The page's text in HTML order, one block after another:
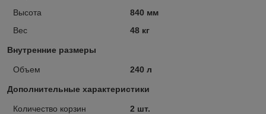
Высота
840 мм
Вес
48 кг
Внутренние размеры
Объем 240 л
Дополнительные характеристики
Количество корзин
2 шт.